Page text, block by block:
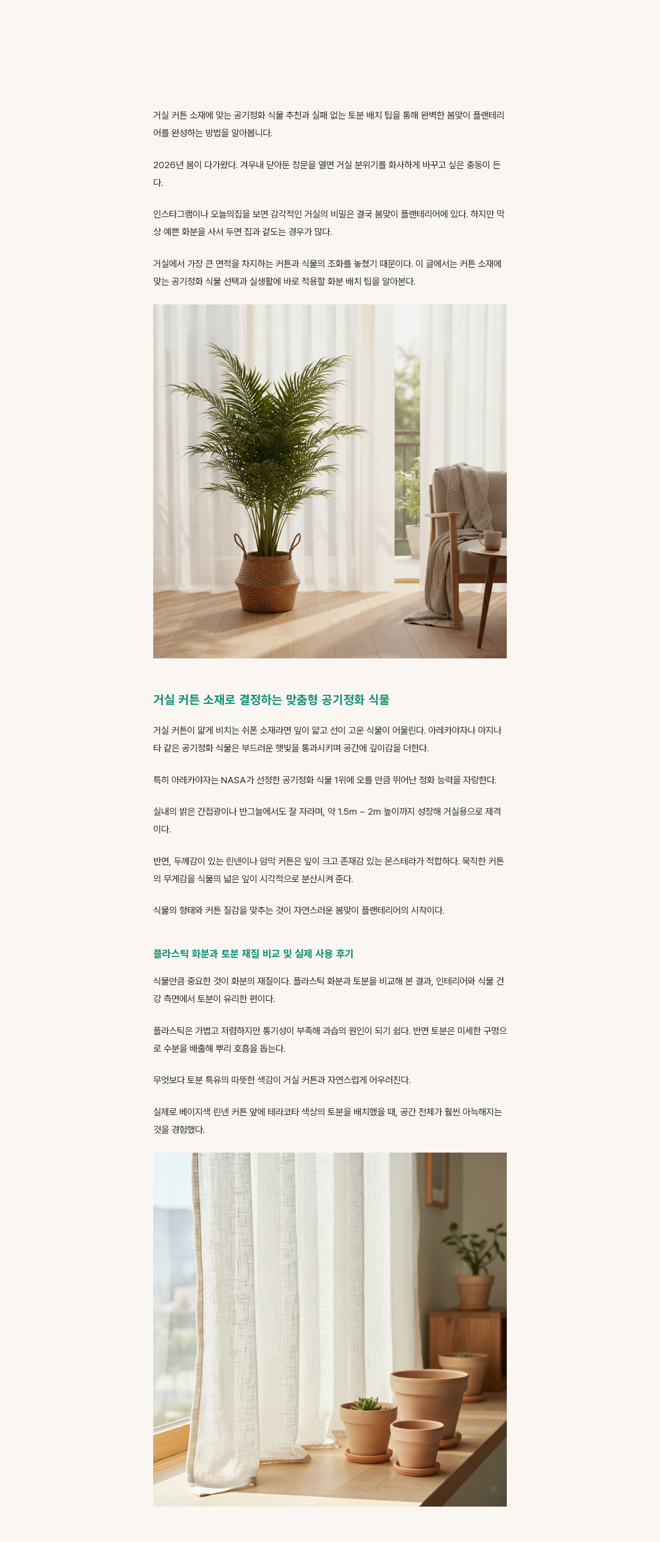
거실 커튼 소재에 맞는 공기정화 식물 추천과 실패 없는 토분 배치 팁을 통해 완벽한 봄맞이 플랜테리
어를 완성하는 방법을 알아봅니다.
2026년 봄이 다가왔다. 겨우내 닫아둔 창문을 열면 거실 분위기를 화사하게 바꾸고 싶은 충동이 든
다.
인스타그램이나 오늘의집을 보면 감각적인 거실의 비밀은 결국 봄맞이 플랜테리어에 있다. 하지만 막
상 예쁜 화분을 사서 두면 집과 겉도는 경우가 많다.
거실에서 가장 큰 면적을 차지하는 커튼과 식물의 조화를 놓쳤기 때문이다. 이 글에서는 커튼 소재에
맞는 공기정화 식물 선택과 실생활에 바로 적용할 화분 배치 팁을 알아본다.
거실 커튼 소재로 결정하는 맞춤형 공기정화 식물
거실 커튼이 얇게 비치는 쉬폰 소재라면 잎이 얇고 선이 고운 식물이 어울린다. 아레카야자나 마지나
타 같은 공기정화 식물은 부드러운 햇빛을 통과시키며 공간에 깊이감을 더한다.
특히 아레카야자는 NASA가 선정한 공기정화 식물 1위에 오를 만큼 뛰어난 정화 능력을 자랑한다.
실내의 밝은 간접광이나 반그늘에서도 잘 자라며, 약 1.5m ~ 2m 높이까지 성장해 거실용으로 제격
이다.
반면, 두께감이 있는 린넨이나 암막 커튼은 잎이 크고 존재감 있는 몬스테라가 적합하다. 묵직한 커튼
의 무게감을 식물의 넓은 잎이 시각적으로 분산시켜 준다.
식물의 형태와 커튼 질감을 맞추는 것이 자연스러운 봄맞이 플랜테리어의 시작이다.
플라스틱 화분과 토분 재질 비교 및 실제 사용 후기
식물만큼 중요한 것이 화분의 재질이다. 플라스틱 화분과 토분을 비교해 본 결과, 인테리어와 식물 건
강 측면에서 토분이 유리한 편이다.
플라스틱은 가볍고 저렴하지만 통기성이 부족해 과습의 원인이 되기 쉽다. 반면 토분은 미세한 구멍으
로 수분을 배출해 뿌리 호흡을 돕는다.
무엇보다 토분 특유의 따뜻한 색감이 거실 커튼과 자연스럽게 어우러진다.
실제로 베이지색 린넨 커튼 앞에 테라코타 색상의 토분을 배치했을 때, 공간 전체가 훨씬 아늑해지는
것을 경험했다.